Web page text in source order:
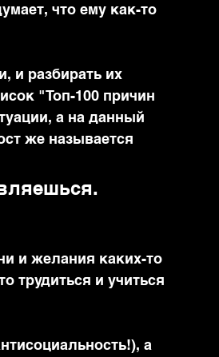
что ему как-то
и разбирать их
"Топ-100 причин
а на данный
же называется
и желания каких-то
трудиться и учиться
а